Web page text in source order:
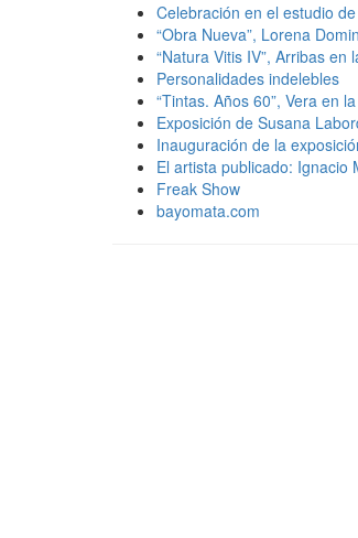
Celebración en el estudio
“Obra Nueva”, Lorena
“Natura Vitis IV”, Arribas
Personalidades indelebles
“Tintas. Años 60”, Vera en
Exposición de Susana
Inauguración de la
El artista publicado: Ignacio
Freak Show
bayomata.com